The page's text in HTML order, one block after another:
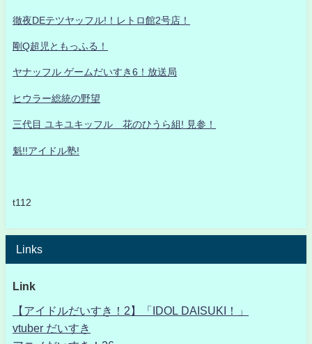
徹夜DEテツヤッフル!！レトロ館2号店！
剛Q超児ともっふる！
ヤナッフル ゲームだいすき6！放送局
ヒウラー総統の野望
三代目 ユキユキッフル 花のひうら組! 見参！
魁!!アイドル塾!
t112
Links
Link
【アイドルだいすき！2】「IDOL DAISUKI！」
vtuber だいすき